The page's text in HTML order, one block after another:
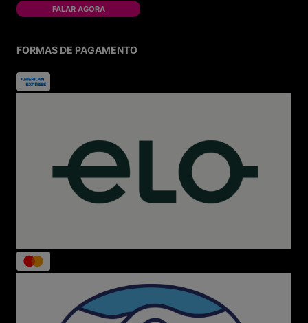
FALAR AGORA
FORMAS DE PAGAMENTO